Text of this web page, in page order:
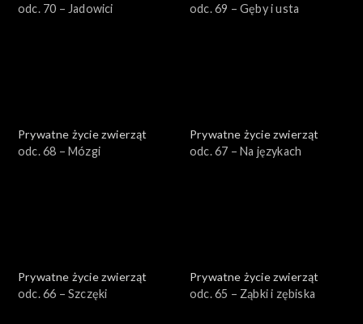
odc. 70 – Jadowici
odc. 69 – Gęby i usta
Prywatne życie zwierząt
odc. 68 – Mózgi
Prywatne życie zwierząt
odc. 67 – Na językach
Prywatne życie zwierząt
odc. 66 – Szczęki
Prywatne życie zwierząt
odc. 65 – Ząbki i zębiska